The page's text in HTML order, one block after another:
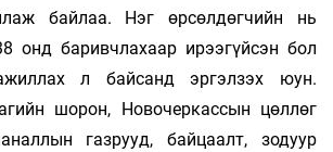
байлаа. Нэг өрсөлдөгчийн нь
онд баривчлахаар ирээгүйсэн бол
л байсанд эргэлзэх юун.
шорон, Новочеркассын цөллөг
газрууд, байцаалт, зодуур